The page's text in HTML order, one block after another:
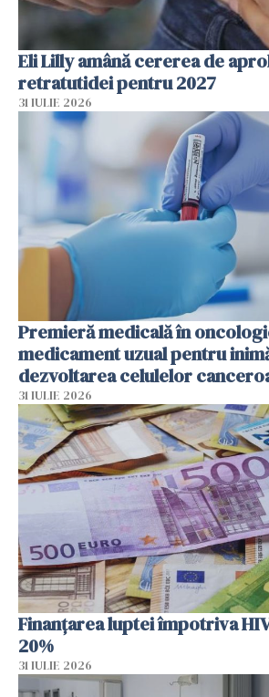
Eli Lilly amână cererea de
retratutidei pentru 2027
31 IULIE 2026
Premieră medicală în oncologie:
medicament uzual pentru
dezvoltarea celulelor
31 IULIE 2026
Finanțarea luptei împotriva
20%
31 IULIE 2026